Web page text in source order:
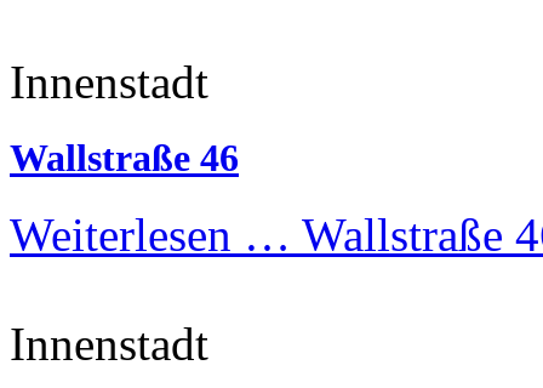
Innenstadt
Wallstraße 46
Weiterlesen … Wallstraße
Innenstadt